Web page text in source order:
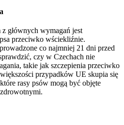
głównych wymagań jest
przeciwko wściekliźnie.
co najmniej 21 dni przed
czy w Czechach nie
takie jak szczepienia przeciwko
przypadków UE skupia się
rasy psów mogą być objęte